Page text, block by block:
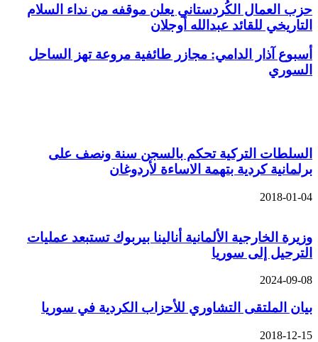
العمال الكُردستاني يعلن موقفه من نداء السلام
للقائد عبدالله أوجلان
آذار الدامي: مجازر طائفية مروعة تهز الساحل
التركية تحكم بالسجن سنة ونصف على
كردية بتهمة الاساءة لأردوغان
2018-01-
الخارجية الألمانية أنالينا بيربوك تستبعد عمليات
إلى سوريا
2024-09-
الملتقى التشاوري للأحزاب الكردية في سوريا
2018-12-